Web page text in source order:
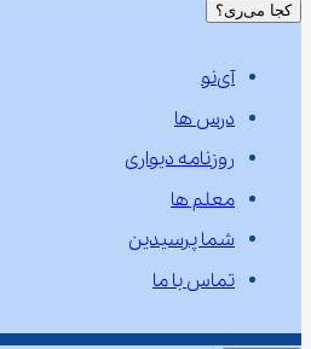
کجا می‌ری؟
آی‌نو
درس ها
روزنامه دیواری
معلم ها
شما پرسیدین
تماس با ما